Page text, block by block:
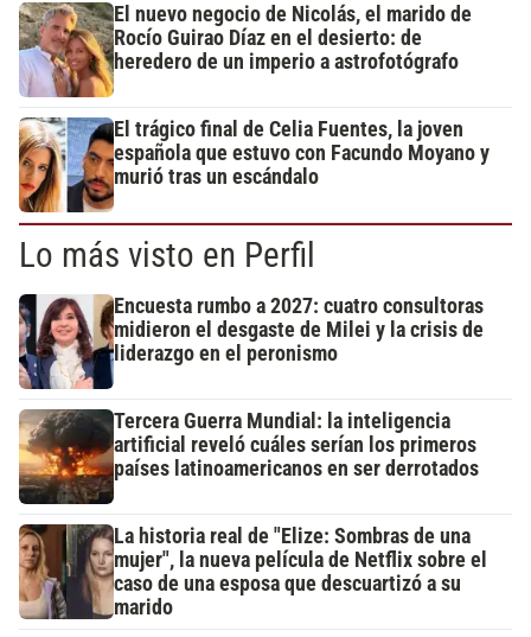
El nuevo negocio de Nicolás, el marido de
Rocío Guirao Díaz en el desierto: de
heredero de un imperio a astrofotógrafo
El trágico final de Celia Fuentes, la joven
española que estuvo con Facundo Moyano y
murió tras un escándalo
Lo más visto en Perfil
Encuesta rumbo a 2027: cuatro consultoras
midieron el desgaste de Milei y la crisis de
liderazgo en el peronismo
Tercera Guerra Mundial: la inteligencia
artificial reveló cuáles serían los primeros
países latinoamericanos en ser derrotados
La historia real de "Elize: Sombras de una
mujer", la nueva película de Netflix sobre el
caso de una esposa que descuartizó a su
marido